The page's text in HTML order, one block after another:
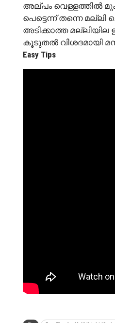
അല്പം വെള്ളത്തിൽ
പെട്ടെന്ന് തന്നെ
അടിക്കാത്ത മല്ലിയില
കൂടുതൽ വിശദമായി
Easy Tips